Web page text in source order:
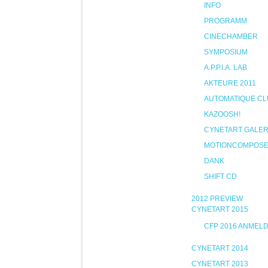
INFO
PROGRAMM
CINECHAMBER
SYMPOSIUM
A.P.P.I.A. LAB
AKTEURE 2011
AUTOMATIQUE
KAZOOSH!
CYNETART
DANK
SHIFT CD
2012 PREVIEW
CYNETART 2015
CFP 2016
CYNETART 2014
CYNETART 2013